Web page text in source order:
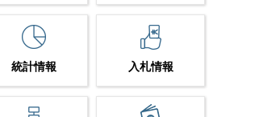
統計情報 入札情報